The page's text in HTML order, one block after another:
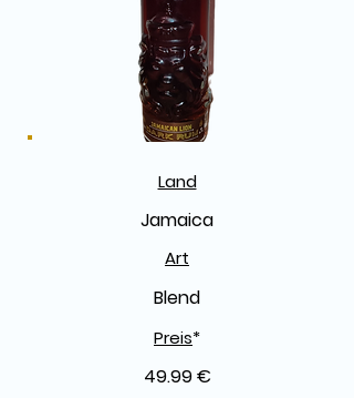
Land
Jamaica
Art
Blend
Preis*
49.99 €